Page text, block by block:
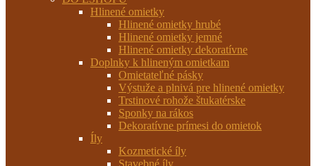
Hlinené omietky
Hlinené omietky hrubé
Hlinené omietky jemné
Hlinené omietky dekoratívne
Doplnky k hlineným omietkam
Omietateľné pásky
Výstuže a plnivá pre hlinené omietky
Trstinové rohože štukatérske
Sponky na rákos
Dekoratívne prímesi do omietok
Íly
Kozmetické íly
Stavebné íly